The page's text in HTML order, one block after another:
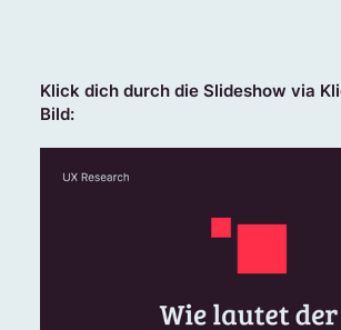
Klick dich durch die Slideshow via
Bild: